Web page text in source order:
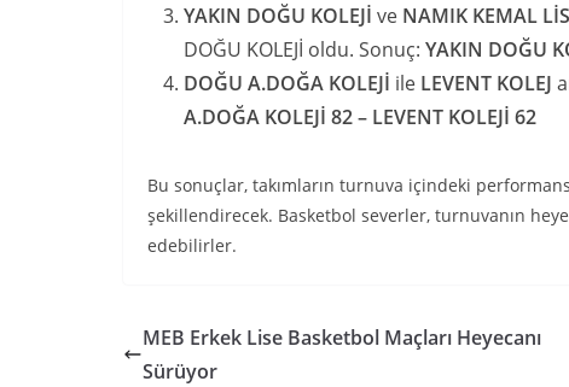
YAKIN DOĞU KOLEJİ ve NAMIK KEMAL
DOĞU KOLEJİ oldu. Sonuç: YAKIN DOĞU
DOĞU A.DOĞA KOLEJİ ile LEVENT KOLEJ
A.DOĞA KOLEJİ 82 – LEVENT KOLEJİ 62
Bu sonuçlar, takımların turnuva içindeki
şekillendirecek. Basketbol severler, turnuvanın
edebilirler.
MEB Erkek Lise Basketbol Maçları Heyecanı
Sürüyor